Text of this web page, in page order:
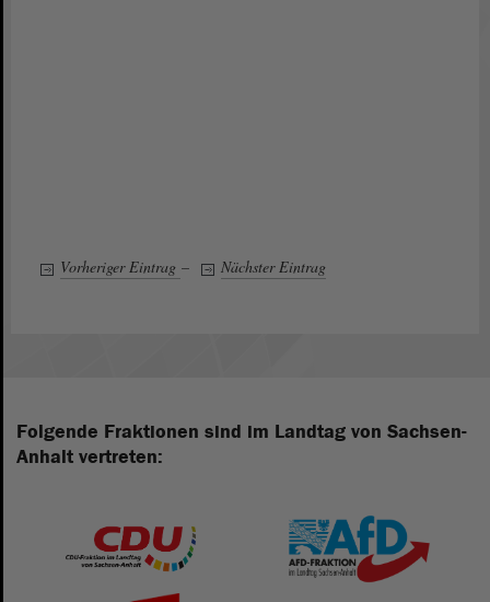
Vorheriger Eintrag – Nächster Eintrag
Folgende Fraktionen sind im Landtag von Sachsen-
Anhalt vertreten: